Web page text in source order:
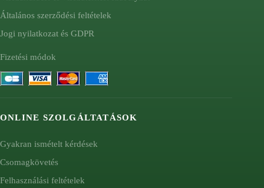
Általános szerződési feltételek
Jogi nyilatkozat és GDPR
Fizetési módok
ONLINE SZOLGÁLTATÁSOK
Gyakran ismételt kérdések
Csomagkövetés
Felhasználási feltételek